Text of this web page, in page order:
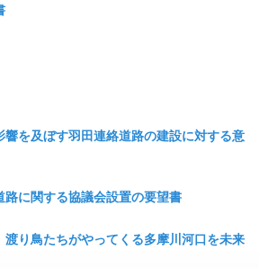
響を及ぼす羽田連絡道路の建設に対する意
路に関する協議会設置の要望書
渡り鳥たちがやってくる多摩川河口を未来